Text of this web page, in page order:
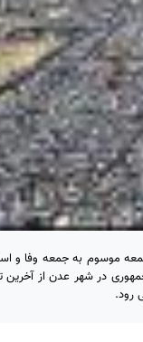
موسوم به جمعه وفا و
در شهر عدن از آخرین
رود.